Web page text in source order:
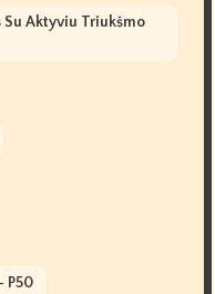
Su Aktyviu Triukšmo
P50